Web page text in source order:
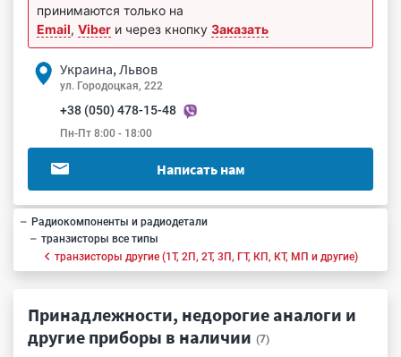
принимаются только на
Email, Viber и через кнопку Заказать
Украина, Львов
ул. Городоцкая, 222
+38 (050) 478-15-48
Пн-Пт 8:00 - 18:00
Написать нам
Радиокомпоненты и радиодетали
транзисторы все типы
транзисторы другие (1Т, 2П, 2Т, 3П, ГТ, КП, КТ, МП и другие)
Принадлежности, недорогие аналоги и
другие приборы в наличии (7)